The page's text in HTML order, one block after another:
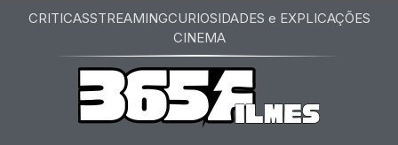
CRITICASSTREAMINGCURIOSIDADES e EXPLICAÇÕES
CINEMA